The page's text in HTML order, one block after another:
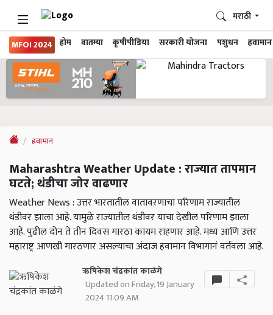
MFOI 2024 होम बातम्या कृषीपीडिया सरकारी योजना पशुधन हवामान
मराठी
हवामान
Maharashtra Weather Update : राज्यात तापमान
घटते; थंडीचा जोर वाढणार
Weather News : उत्तर भारतातील वातावरणाचा परिणाम राज्यातील
थंडीवर झाला आहे. यामुळे राज्यातील थंडीवर याचा देखील परिणाम झाला
आहे. पुढील दोन ते तीन दिवस गारठा कायम राहणार आहे. मध्य आणि उत्तर
महाराष्ट्र आणखी गारठणार असल्याचा अंदाज हवामान विभागानं वर्तवला आहे.
ऋषिकेश चंद्रकांत काळंगे
Updated on Friday, 19 January
2024 11:09 AM